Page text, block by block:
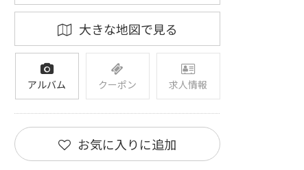
大きな地図で見る
アルバム クーポン 求人情報
お気に入りに追加